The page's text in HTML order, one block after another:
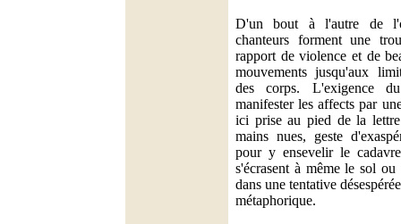
D'un bout à l'autre de
chanteurs forment une
rapport de violence et de
mouvements jusqu'aux
des corps. L'exigence
manifester les affects par
ici prise au pied de la
mains nues, geste
pour y ensevelir le
s'écrasent à même le sol
dans une tentative
métaphorique.